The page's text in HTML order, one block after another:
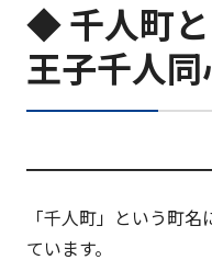
◆ 千人町
王子千人
「千人町」という町
ています。